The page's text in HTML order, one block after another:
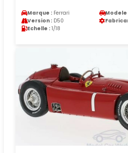
Marque : Ferrari Modele
Version : D50
Echelle : 1/18